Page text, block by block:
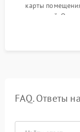
карты
препятствий.
Тестирование
FAQ. Ответы